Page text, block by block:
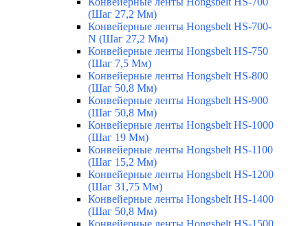
(Шаг 27,2 Мм)
Конвейерные ленты Hongsbelt HS-700-
N (Шаг 27,2 Мм)
Конвейерные ленты Hongsbelt HS-750
(Шаг 7,5 Мм)
Конвейерные ленты Hongsbelt HS-800
(Шаг 50,8 Мм)
Конвейерные ленты Hongsbelt HS-900
(Шаг 50,8 Мм)
Конвейерные ленты Hongsbelt HS-1000
(Шаг 19 Мм)
Конвейерные ленты Hongsbelt HS-1100
(Шаг 15,2 Мм)
Конвейерные ленты Hongsbelt HS-1200
(Шаг 31,75 Мм)
Конвейерные ленты Hongsbelt HS-1400
(Шаг 50,8 Мм)